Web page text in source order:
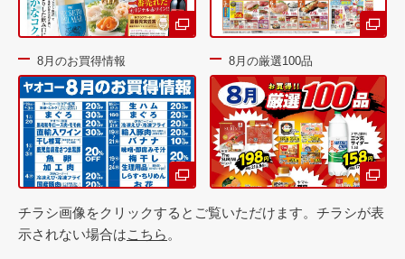
8月のお買得情報 8月の厳選100品
チラシ画像をクリックするとご覧いただけます。チラシが表
示されない場合はこちら 。